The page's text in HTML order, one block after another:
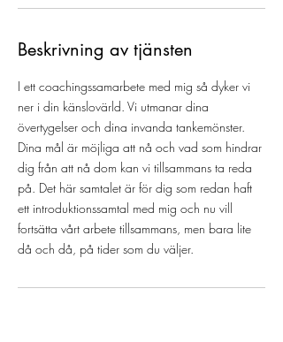
Beskrivning av tjänsten
I ett coachingssamarbete med mig så dyker vi
ner i din känslovärld. Vi utmanar dina
övertygelser och dina invanda tankemönster.
Dina mål är möjliga att nå och vad som hindrar
dig från att nå dom kan vi tillsammans ta reda
på. Det här samtalet är för dig som redan haft
ett introduktionssamtal med mig och nu vill
fortsätta vårt arbete tillsammans, men bara lite
då och då, på tider som du väljer.